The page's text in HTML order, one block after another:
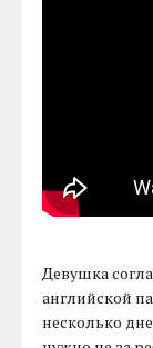
Девушка
английской
несколько